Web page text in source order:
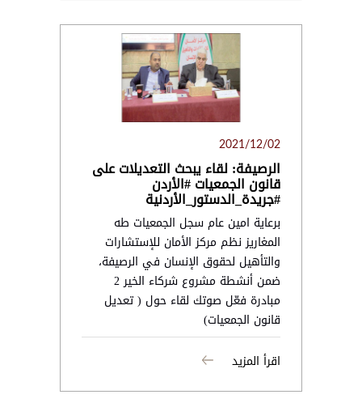
2021/12/02
الرصيفة: لقاء يبحث التعديلات على
قانون الجمعيات #الأردن
#جريدة_الدستور_الأردنية
برعاية امين عام سجل الجمعيات طه
المغاريز نظم مركز الأمان للإستشارات
والتأهيل لحقوق الإنسان في الرصيفة،
ضمن أنشطة مشروع شركاء الخير 2
مبادرة فعّل صوتك لقاء حول ( تعديل
قانون الجمعيات)
اقرأ المزيد